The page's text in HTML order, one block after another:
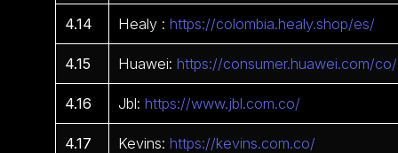
4.14 Healy :https://colombia.healy.shop/es/
4.15 Huawei:https://consumer.huawei.com/co/
4.16 Jbl:https://www.jbl.com.co/
4.17 Kevins:https://kevins.com.co/